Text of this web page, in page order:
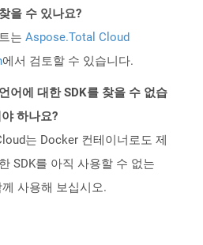
을 수 있나요?
는 Aspose.Total Cloud
에서 검토할 수 있습니다.
어에 대한 SDK를 찾을 수 없습
하나요?
는 Docker 컨테이너로도 제
SDK를 아직 사용할 수 없는
사용해 보십시오.